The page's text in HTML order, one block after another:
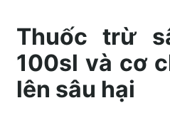
Thuốc trừ
100sl và cơ
lên sâu hại